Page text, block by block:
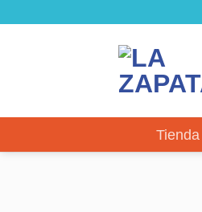
Tienda